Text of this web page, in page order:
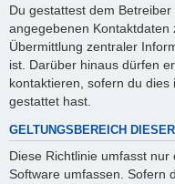
Du gestattest dem
angegebenen
Übermittlung zentraler
ist. Darüber hinaus dürfen
kontaktieren, sofern du
gestattet hast.
GELTUNGSBEREICH
Diese Richtlinie umfasst
Software umfassen. Sofern